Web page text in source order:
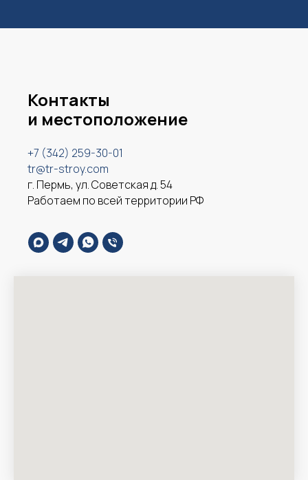
Контакты
и местоположение
+7 (342) 259-30-01
tr@tr-stroy.com
г. Пермь, ул. Советская д. 54
Работаем по всей территории РФ